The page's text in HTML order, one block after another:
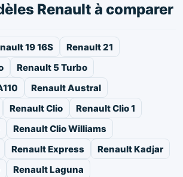
Renault à comparer
19 16S
Renault 21
Renault 5 Turbo
Renault Austral
Renault Clio
Renault Clio 1
Renault Clio Williams
Renault Express
Renault Kadjar
Renault Laguna